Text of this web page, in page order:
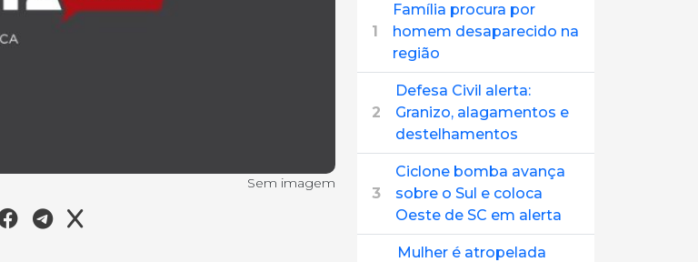
Sem imagem
1
Família procura por
homem desaparecido na
região
2
Defesa Civil alerta:
Granizo, alagamentos e
destelhamentos
3
Ciclone bomba avança
sobre o Sul e coloca
Oeste de SC em alerta
Mulher é atropelada